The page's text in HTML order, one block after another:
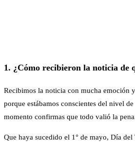
1. ¿Cómo recibieron la noticia de
Recibimos la noticia con mucha emoción
porque estábamos conscientes del nivel
momento confirmas que todo valió la
Que haya sucedido el 1° de mayo, Día